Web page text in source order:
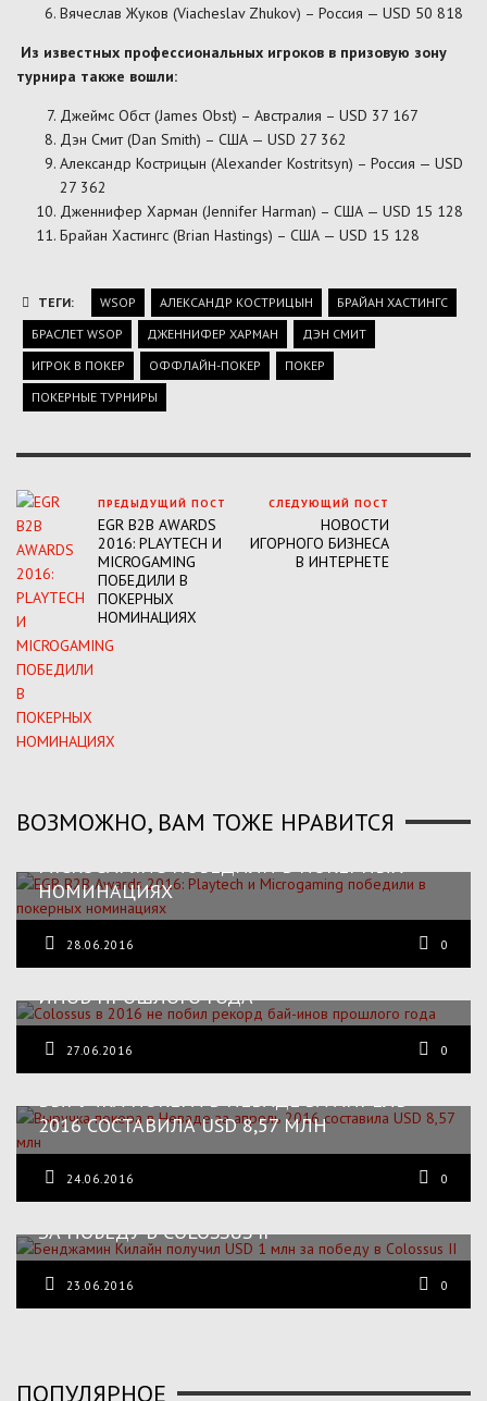
Вячеслав Жуков (Viacheslav Zhukov) – Россия — USD 50 818
Из известных профессиональных игроков в призовую зону
турнира также вошли:
Джеймс Обст (James Obst) – Австралия – USD 37 167
Дэн Смит (Dan Smith) – США — USD 27 362
Александр Кострицын (Alexander Kostritsyn) – Россия — USD
27 362
Дженнифер Харман (Jennifer Harman) – США — USD 15 128
Брайан Хастингс (Brian Hastings) – США — USD 15 128
ТЕГИ: WSOP АЛЕКСАНДР КОСТРИЦЫН
БРАЙАН ХАСТИНГС
БРАСЛЕТ WSOP
ДЖЕННИФЕР ХАРМАН
ДЭН СМИТ
ИГРОК В ПОКЕР
ОФФЛАЙН-ПОКЕР
ПОКЕР
ПОКЕРНЫЕ ТУРНИРЫ
ПРЕДЫДУЩИЙ ПОСТ
EGR B2B AWARDS
2016: PLAYTECH И
MICROGAMING
ПОБЕДИЛИ В
ПОКЕРНЫХ
НОМИНАЦИЯХ
СЛЕДУЮЩИЙ ПОСТ
НОВОСТИ
ИГОРНОГО БИЗНЕСА
В ИНТЕРНЕТЕ
ВОЗМОЖНО, ВАМ ТОЖЕ НРАВИТСЯ
EGR B2B AWARDS 2016: PLAYTECH И
MICROGAMING ПОБЕДИЛИ В ПОКЕРНЫХ
НОМИНАЦИЯХ
28.06.2016 0
COLOSSUS В 2016 НЕ ПОБИЛ РЕКОРД БАЙ-
ИНОВ ПРОШЛОГО ГОДА
27.06.2016 0
ВЫРУЧКА ПОКЕРА В НЕВАДЕ ЗА АПРЕЛЬ
2016 СОСТАВИЛА USD 8,57 МЛН
24.06.2016 0
БЕНДЖАМИН КИЛАЙН ПОЛУЧИЛ USD 1 МЛН
ЗА ПОБЕДУ В COLOSSUS II
23.06.2016 0
ПОПУЛЯРНОЕ